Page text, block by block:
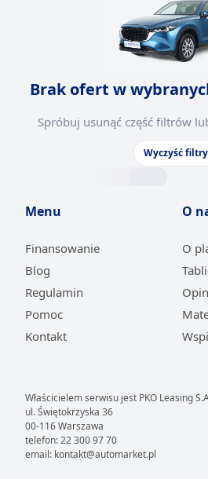
Brak ofert w
Spróbuj usunąć część filtrów
Wyczyść filtry
Właścicielem serwisu jest PKO Leasing
ul. Świętokrzyska 36
00-116 Warszawa
telefon: 22 300 97 70
email: kontakt@automarket.pl
Menu
Finansowanie
Blog
Regulamin
Pomoc
Kontakt
O
O